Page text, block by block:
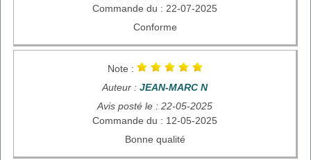
Commande du : 22-07-2025
Conforme
Note :
Auteur : JEAN-MARC N
Avis posté le : 22-05-2025
Commande du : 12-05-2025
Bonne qualité